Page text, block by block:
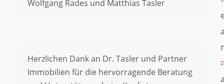
Wolfgang Rades und Matthias Tasler
Herzlichen Dank an Dr. Tasler und Partner
Immobilien für die hervorragende Beratung